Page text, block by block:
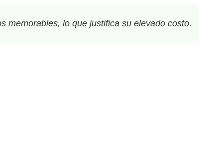
memorables, lo que justifica su elevado costo.